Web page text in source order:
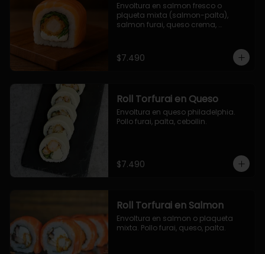
Envoltura en salmon fresco o
plqueta mixta (salmon-palta),
salmon furai, queso crema,
$7.490
Roll Torfurai en Queso
Envoltura en queso philadelphia.
Pollo furai, palta, cebollin.
$7.490
Roll Torfurai en Salmon
Envoltura en salmon o plaqueta
mixta. Pollo furai, queso, palta.